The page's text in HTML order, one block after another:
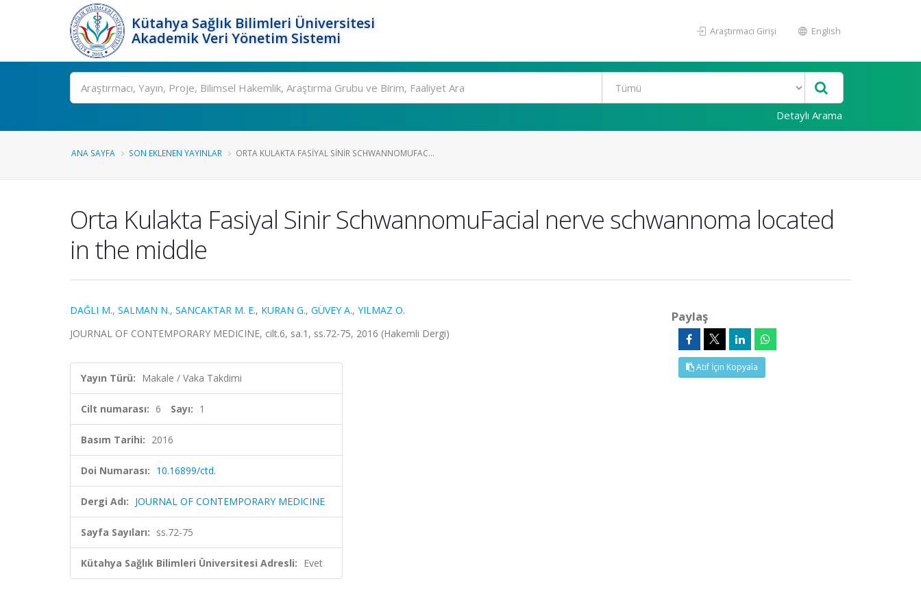
Kütahya Sağlık Bilimleri Üniversitesi
Akademik Veri Yönetim Sistemi
Araştırmacı Girişi English
Ara
Detaylı Arama
ANA SAYFA SON EKLENEN YAYINLAR ORTA KULAKTA FASIYAL SINIR SCHWANNOMUFAC...
Orta Kulakta Fasiyal Sinir SchwannomuFacial nerve schwannoma located
in the middle
DAĞLI M., SALMAN N., SANCAKTAR M. E., KURAN G., GÜVEY A., YILMAZ O.
JOURNAL OF CONTEMPORARY MEDICINE, cilt.6, sa.1, ss.72-75, 2016 (Hakemli Dergi)
Yayın Türü: Makale / Vaka Takdimi
Cilt numarası: 6 Sayı: 1
Basım Tarihi: 2016
Doi Numarası: 10.16899/ctd.
Dergi Adı: JOURNAL OF CONTEMPORARY MEDICINE
Sayfa Sayıları: ss.72-75
Kütahya Sağlık Bilimleri Üniversitesi Adresli: Evet
Paylaş
Atıf İçin Kopyala